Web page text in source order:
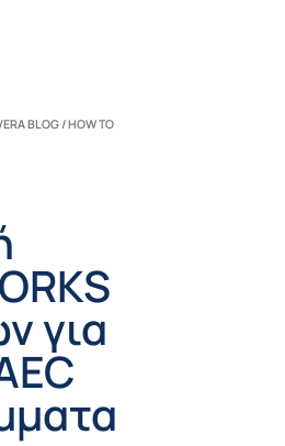
BLOG / HOW TO
για